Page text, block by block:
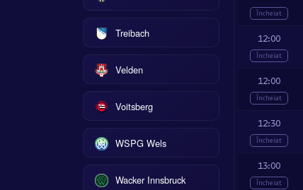
Treibach
Velden
Voitsberg
WSPG Wels
Wacker Innsbruck
Încheiat
12:00
Încheiat
12:00
Încheiat
12:30
Încheiat
13:00
Încheiat